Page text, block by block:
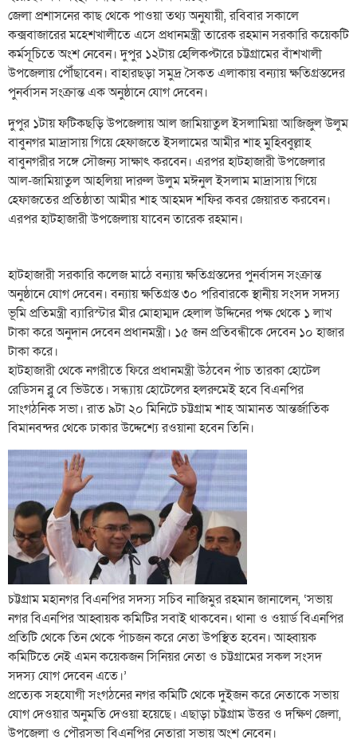
জেলা প্রশাসনের কাছ থেকে পাওয়া তথ্য অনুযায়ী, রবিবার সকালে
কক্সবাজারের মহেশখালীতে এসে প্রধানমন্ত্রী তারেক রহমান সরকারি কয়েকটি
কর্মসূচিতে অংশ নেবেন। দুপুর ১২টায় হেলিকপ্টারে চট্টগ্রামের বাঁশখালী
উপজেলায় পৌঁছাবেন। বাহারছড়া সমুদ্র সৈকত এলাকায় বন্যায় ক্ষতিগ্রস্তদের
পুনর্বাসন সংক্রান্ত এক অনুষ্ঠানে যোগ দেবেন।
দুপুর ১টায় ফটিকছড়ি উপজেলায় আল জামিয়াতুল ইসলামিয়া আজিজুল উলুম
বাবুনগর মাদ্রাসায় গিয়ে হেফাজতে ইসলামের আমীর শাহ মুহিব্বুল্লাহ
বাবুনগরীর সঙ্গে সৌজন্য সাক্ষাৎ করবেন। এরপর হাটহাজারী উপজেলার
আল-জামিয়াতুল আহলিয়া দারুল উলুম মঈনুল ইসলাম মাদ্রাসায় গিয়ে
হেফাজতের প্রতিষ্ঠাতা আমীর শাহ আহমদ শফির কবর জেয়ারত করবেন।
এরপর হাটহাজারী উপজেলায় যাবেন তারেক রহমান।
হাটহাজারী সরকারি কলেজ মাঠে বন্যায় ক্ষতিগ্রস্তদের পুনর্বাসন সংক্রান্ত
অনুষ্ঠানে যোগ দেবেন। বন্যায় ক্ষতিগ্রস্ত ৩০ পরিবারকে স্থানীয় সংসদ সদস্য
ভূমি প্রতিমন্ত্রী ব্যারিস্টার মীর মোহাম্মদ হেলাল উদ্দিনের পক্ষ থেকে ১ লাখ
টাকা করে অনুদান দেবেন প্রধানমন্ত্রী। ১৫ জন প্রতিবন্ধীকে দেবেন ১০ হাজার
টাকা করে।
হাটহাজারী থেকে নগরীতে ফিরে প্রধানমন্ত্রী উঠবেন পাঁচ তারকা হোটেল
রেডিসন ব্লু বে ভিউতে। সন্ধ্যায় হোটেলের হলরুমেই হবে বিএনপির
সাংগঠনিক সভা। রাত ৯টা ২০ মিনিটে চট্টগ্রাম শাহ আমানত আন্তর্জাতিক
বিমানবন্দর থেকে ঢাকার উদ্দেশ্যে রওয়ানা হবেন তিনি।
চট্টগ্রাম মহানগর বিএনপির সদস্য সচিব নাজিমুর রহমান জানালেন, ‘সভায়
নগর বিএনপির আহ্বায়ক কমিটির সবাই থাকবেন। থানা ও ওয়ার্ড বিএনপির
প্রতিটি থেকে তিন থেকে পাঁচজন করে নেতা উপস্থিত হবেন। আহ্বায়ক
কমিটিতে নেই এমন কয়েকজন সিনিয়র নেতা ও চট্টগ্রামের সকল সংসদ
সদস্য যোগ দেবেন এতে।’
প্রত্যেক সহযোগী সংগঠনের নগর কমিটি থেকে দুইজন করে নেতাকে সভায়
যোগ দেওয়ার অনুমতি দেওয়া হয়েছে। এছাড়া চট্টগ্রাম উত্তর ও দক্ষিণ জেলা,
উপজেলা ও পৌরসভা বিএনপির নেতারা সভায় অংশ নেবেন।